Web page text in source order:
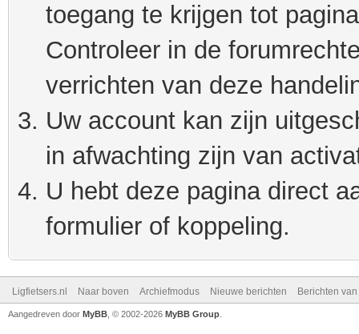
toegang te krijgen tot
Controleer in de
verrichten van deze
Uw account kan zijn
in afwachting zijn van
U hebt deze pagina direct
formulier of koppeling.
Ligfietsers.nl Naar boven Archiefmodus Nieuwe berichten Berichten
Aangedreven door MyBB , © 2002-2026 MyBB Group